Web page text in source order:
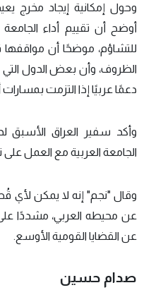
وحول إمكانية إيجاد مخرج
أوضح أن تقييم أداء
للتشاؤم، موضحًا أن
الظروف، وأن بعض الدول التي
دعمًا عربيًا إذا التزمت بمسارات
وأكد سفير العراق الأسبق
الجامعة العربية مع العمل
وقال "نجم" إنه لا يمكن لأي
عن محيطه العربي، مشددًا
عن القضايا القومية الأوسع.
صدام حسين